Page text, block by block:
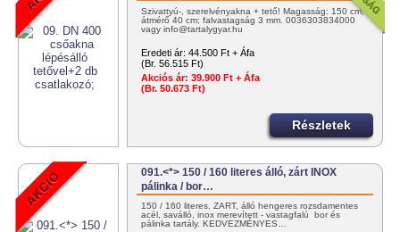
Szivattyú-, szerelvényakna + tető! Magasság: 150 cm;
átmérő 40 cm; falvastagság 3 mm. 0036303834000
vagy info@tartalygyar.hu
Eredeti ár: 44.500 Ft + Áfa
(Br. 56.515 Ft)
Akciós ár: 39.900 Ft + Áfa
(Br. 50.673 Ft)
Részletek
091.<*> 150 / 160 literes álló, zárt INOX
pálinka / bor…
150 / 160 literes, ZÁRT, álló hengeres rozsdamentes
acél, saválló, inox merevített - vastagfalú bor és
pálinka tartály. KEDVEZMÉNYES…